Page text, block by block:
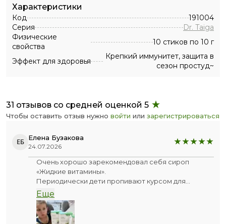
Характеристики
Код
191004
Серия
Dr. Taiga
Физические
свойства
10 стиков по 10 г
Эффект для здоровья
Крепкий иммунитет, защита в
сезон простуд~
31 отзывов со средней оценкой 5
Чтобы оставить отзыв нужно войти или зарегистрироваться
ЕБ Елена Бузакова
24.07.2026
Очень хорошо зарекомендовал себя сироп
«Жидкие витамины».
Периодически дети пропивают курсом для
поддержания иммунитета. Заметила, что
ребятишки болеют реже и меньше, а простуда
проходит быстрее. Николай на следующей неделе
идёт в сад, поэтому заранее запаслись жидким
Еще